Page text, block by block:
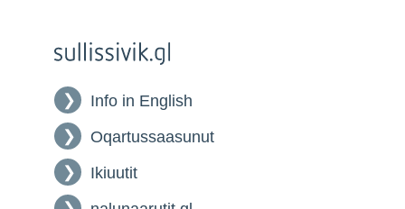
Info in English
Oqartussaasunut
Ikiuutit